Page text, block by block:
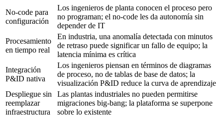
No-code para
configuración
Los ingenieros de planta conocen el proceso pero
no programan; el no-code les da autonomía sin
depender de IT
Procesamiento
en tiempo real
En industria, una anomalía detectada con minutos
de retraso puede significar un fallo de equipo; la
latencia mínima es crítica
Integración
P&ID nativa
Los ingenieros piensan en términos de diagramas
de proceso, no de tablas de base de datos; la
visualización P&ID reduce la curva de aprendizaje
Despliegue sin
reemplazar
infraestructura
Las plantas industriales no pueden permitirse
migraciones big-bang; la plataforma se superpone
sobre lo existente